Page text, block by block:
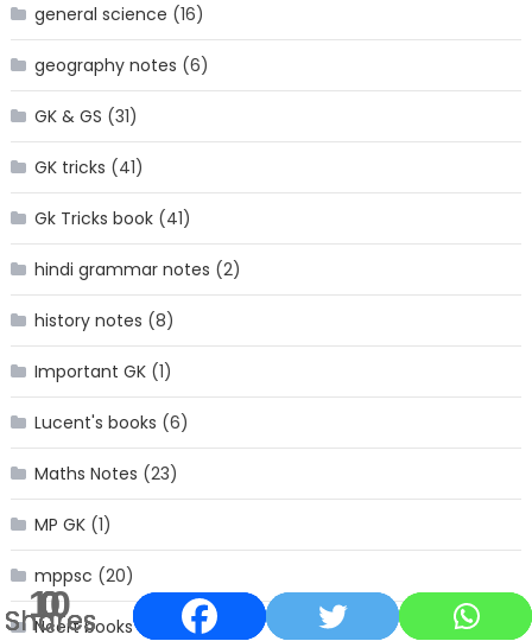
0
Shares
0
Shares
10
Shares
0
Shares
general science (16)
geography notes (6)
GK & GS (31)
GK tricks (41)
Gk Tricks book(41)
hindi grammar notes (2)
history notes (8)
Important GK(1)
Lucent's books (6)
Maths Notes (23)
MP GK(1)
mppsc (20)
Ncert books(1)